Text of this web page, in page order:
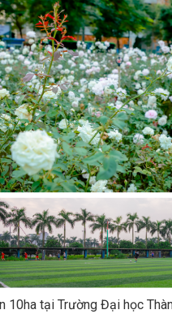
10ha tại Trường Đại học